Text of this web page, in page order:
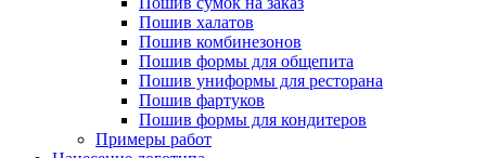
Пошив халатов
Пошив комбинезонов
Пошив формы для общепита
Пошив униформы для ресторана
Пошив фартуков
Пошив формы для кондитеров
Примеры работ